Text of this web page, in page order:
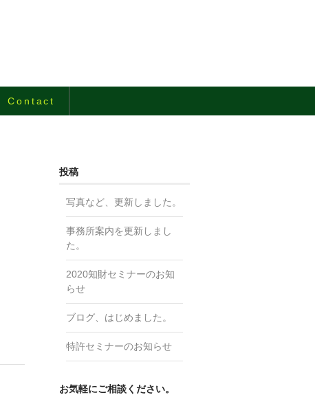
Contact
投稿
写真など、更新しました。
事務所案内を更新しまし
た。
2020知財セミナーのお知
らせ
ブログ、はじめました。
特許セミナーのお知らせ
お気軽にご相談ください。